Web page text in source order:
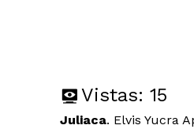
Vistas: 15
Juliaca. Elvis Yucra